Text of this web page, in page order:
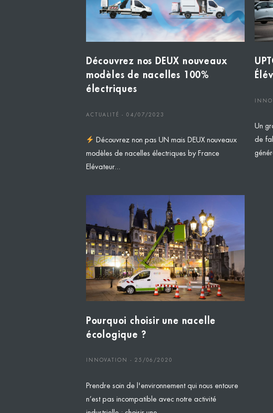
Découvrez nos DEUX nouveaux
modèles de nacelles 100%
électriques
ACTUALITÉ - 04/07/2023
Découvrez non pas UN mais DEUX nouveaux
modèles de nacelles électriques by France
Elévateur...
Un
de
Pourquoi choisir une nacelle
écologique ?
INNOVATION - 25/06/2020
Prendre soin de l'environnement qui nous entoure
n’est pas incompatible avec notre activité